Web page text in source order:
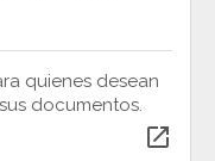
quienes desean
documentos.
open_in_new